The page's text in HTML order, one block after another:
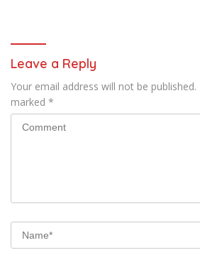
Leave a Reply
Your email address will not be published.
marked *